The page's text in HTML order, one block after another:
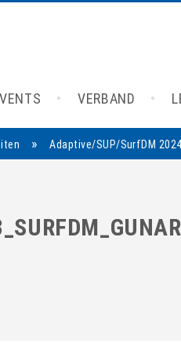
VERBAND
» Adaptive/SUP/SurfDM